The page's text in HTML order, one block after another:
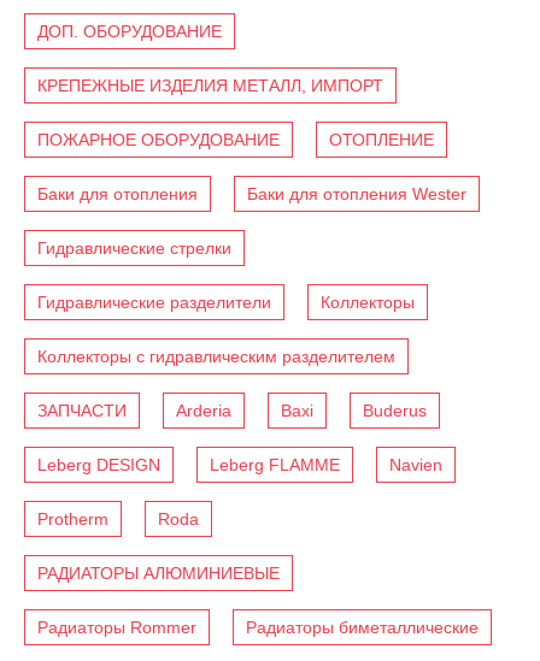
ДОП. ОБОРУДОВАНИЕ
КРЕПЕЖНЫЕ ИЗДЕЛИЯ МЕТАЛЛ, ИМПОРТ
ПОЖАРНОЕ ОБОРУДОВАНИЕ ОТОПЛЕНИЕ
Баки для отопления Баки для отопления Wester
Гидравлические стрелки
Гидравлические разделители Коллекторы
Коллекторы с гидравлическим разделителем
ЗАПЧАСТИ Arderia Baxi Buderus
Leberg DESIGN Leberg FLAMME Navien
Protherm Roda
РАДИАТОРЫ АЛЮМИНИЕВЫЕ
Радиаторы Rommer Радиаторы биметаллические